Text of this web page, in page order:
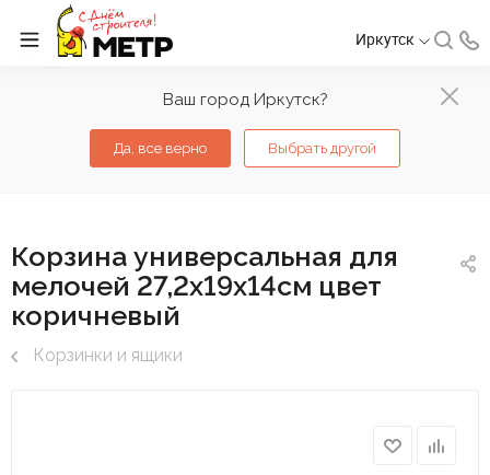
Ваш город Иркутск?
Да, все верно Выбрать другой
Иркутск
Корзина универсальная для
мелочей 27,2х19х14см цвет
коричневый
Корзинки и ящики